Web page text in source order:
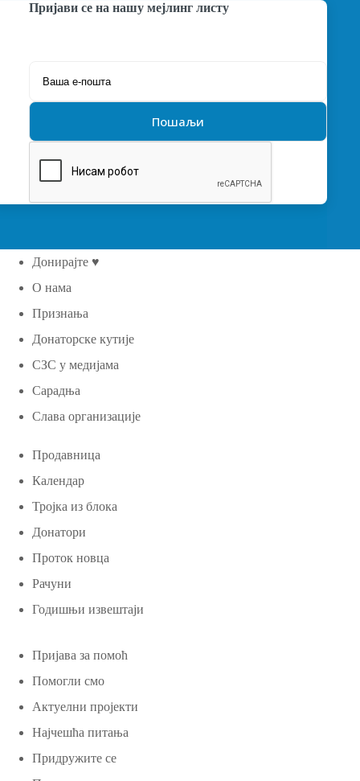
Пријави се на нашу мејлинг листу
Донирајте ♥
О нама
Признања
Донаторске кутије
СЗС у медијама
Сарадња
Слава организације
Продавница
Календар
Тројка из блока
Донатори
Проток новца
Рачуни
Годишњи извештаји
Пријава за помоћ
Помогли смо
Актуелни пројекти
Најчешћа питања
Придружите се